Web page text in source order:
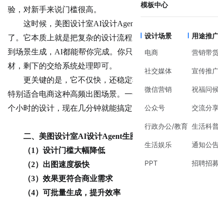
模板中心
设计场景
电商
社交媒体
微信营销
公众号
行政办公/教育
生活娱乐
PPT
用途推
营销带
宣传推
祝福问
交流分
生活科
通知公
招聘招
验，对新手来说门槛很高。
这时候，美图设计室AI设计Agent生图就显得非常实用
了。它本质上就是把复杂的设计流程自动化，从构图、配色
到场景生成，AI都能帮你完成。你只需要提供一个基础素
材，剩下的交给系统处理即可。
更关键的是，它不仅快，还稳定输出高质量视觉效果，
特别适合电商这种高频出图场景。一句话总结：原本要花几
个小时的设计，现在几分钟就能搞定。
二、美图设计室AI设计Agent生图的核心价值
（1）设计门槛大幅降低
（2）出图速度极快
（3）效果更符合商业需求
（4）可批量生成，提升效率